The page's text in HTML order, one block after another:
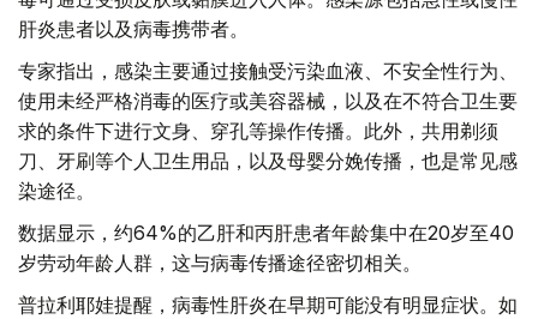
肝炎患者以及病毒携带者。
专家指出，感染主要通过接触受污染血液、不安全性行为、
使用未经严格消毒的医疗或美容器械，以及在不符合卫生要
求的条件下进行文身、穿孔等操作传播。此外，共用剃须
刀、牙刷等个人卫生用品，以及母婴分娩传播，也是常见感
染途径。
数据显示，约64%的乙肝和丙肝患者年龄集中在20岁至40
岁劳动年龄人群，这与病毒传播途径密切相关。
普拉利耶娃提醒，病毒性肝炎在早期可能没有明显症状。如